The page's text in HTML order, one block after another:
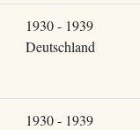
1930 - 1939
Deutschland
1930 - 1939